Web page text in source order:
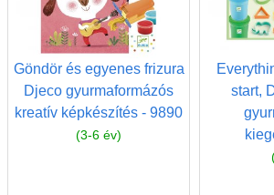
Göndör és egyenes frizura
Djeco gyurmaformázós
kreatív képkészítés - 9890
(3-6 év)
start,